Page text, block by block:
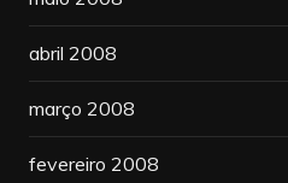
abril 2008
março 2008
fevereiro 2008